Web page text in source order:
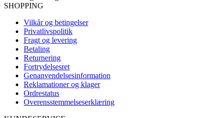
SHOPPING
Vilkår og betingelser
Privatlivspolitik
Fragt og levering
Betaling
Returnering
Fortrydelsesret
Genanvendelsesinformation
Reklamationer og klager
Ordrestatus
Overensstemmelseserklæring